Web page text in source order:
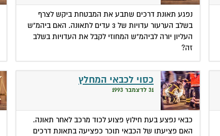
נפגע תאונת דרכים שתבע את המבטחת ביקש לצרף
בשלב הערעור עדויות של 3 עדים לתאונה. האם ביהמ"ש
העליון יורה לביהמ"ש המחוזי לקבל את העדויות בשלב
זה?
כסוי לכבאי המחלץ
31 לדצמבר 1993
כבאי נפצע בעת חילוץ פצוע לכוד מרכב לאחר תאונה.
האם פציעתו של הכבאי תוכר כפציעה בתאונת דרכים